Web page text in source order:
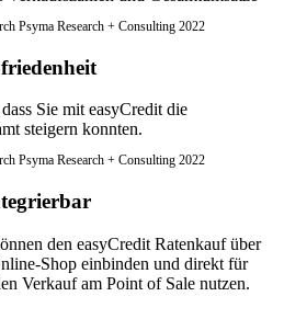
Psyma Research + Consulting 2022
Sie mit easyCredit die
steigern konnten.
Psyma Research + Consulting 2022
den easyCredit Ratenkauf über
Shop einbinden und direkt für
Verkauf am Point of Sale nutzen.